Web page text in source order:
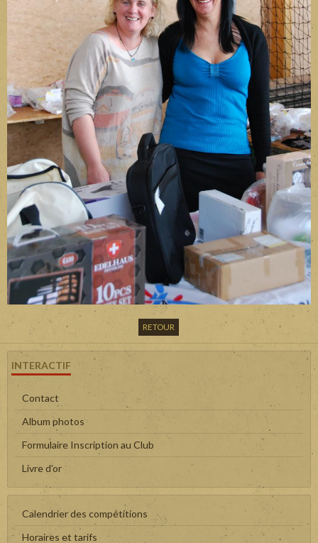
RETOUR
INTERACTIF
Contact
Album photos
Formulaire Inscription au Club
Livre d'or
Calendrier des compétitions
Horaires et tarifs